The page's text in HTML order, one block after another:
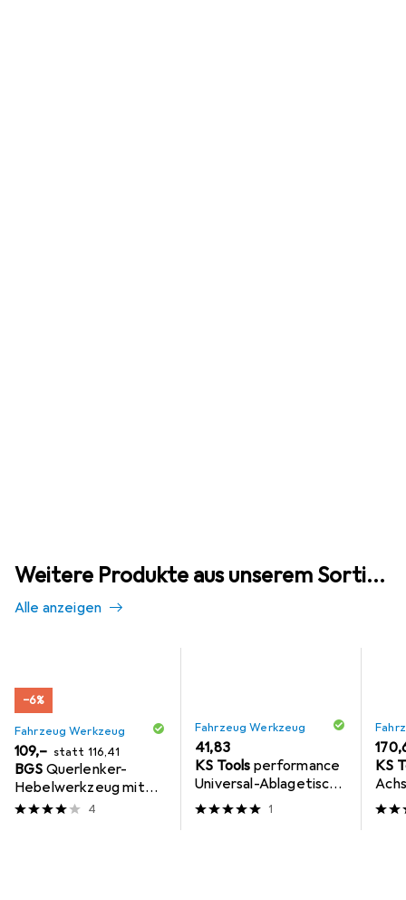
Weitere Produkte aus unserem Sortiment
Alle anzeigen
−6%
Fahrzeug Werkzeug
EUR
109,– statt EUR
116,41
BGS Querlenker-
Hebelwerkzeug mit
Kette
4
Fahrzeug Werkzeug
EUR
41,83
KS Tools performance
Universal-Ablagetisch,
1030mm
1
EUR
KS